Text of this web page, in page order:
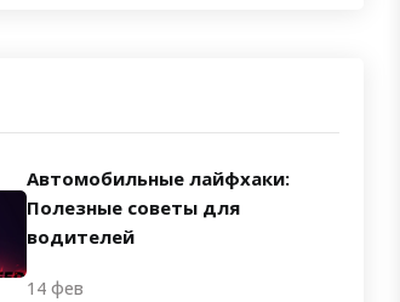
Автомобильные лайфхаки:
Полезные советы для
водителей
14 фев